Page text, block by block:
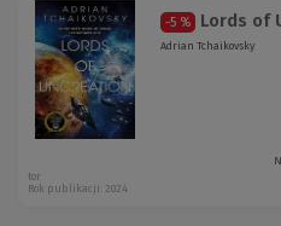
-5 % Lords of
Adrian Tchaikovsky
tor
Rok publikacji: 2024